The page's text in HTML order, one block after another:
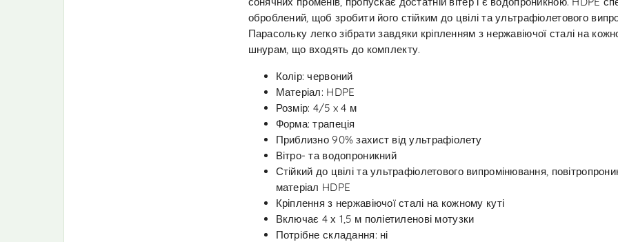
оброблений, щоб зробити його стійким до цвілі та ультрафіолетового
Парасольку легко зібрати завдяки кріпленням з нержавіючої сталі на
шнурам, що входять до комплекту.
Колір: червоний
Матеріал: HDPE
Розмір: 4/5 x 4 м
Форма: трапеція
Приблизно 90% захист від ультрафіолету
Вітро- та водопроникний
Стійкий до цвілі та ультрафіолетового випромінювання,
матеріал HDPE
Кріплення з нержавіючої сталі на кожному куті
Включає 4 х 1,5 м поліетиленові мотузки
Потрібне складання: ні